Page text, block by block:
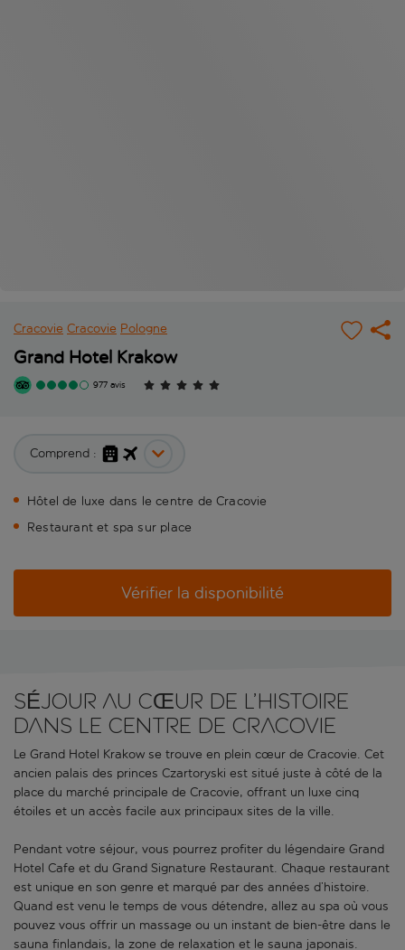
Cracovie Cracovie Pologne
Grand Hotel Krakow
977 avis
Comprend :
Hôtel de luxe dans le centre de Cracovie
Restaurant et spa sur place
Vérifier la disponibilité
SÉJOUR AU CŒUR DE L’HISTOIRE
DANS LE CENTRE DE CRACOVIE
Le Grand Hotel Krakow se trouve en plein cœur de Cracovie. Cet
ancien palais des princes Czartoryski est situé juste à côté de la
place du marché principale de Cracovie, offrant un luxe cinq
étoiles et un accès facile aux principaux sites de la ville.
Pendant votre séjour, vous pourrez profiter du légendaire Grand
Hotel Cafe et du Grand Signature Restaurant. Chaque restaurant
est unique en son genre et marqué par des années d’histoire.
Quand est venu le temps de vous détendre, allez au spa où vous
pouvez vous offrir un massage ou un instant de bien-être dans le
sauna finlandais, la zone de relaxation et le sauna japonais.